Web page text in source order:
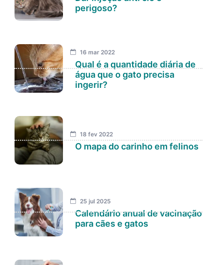
perigoso?
16 mar 2022
Qual é a quantidade diária de
água que o gato precisa
ingerir?
18 fev 2022
O mapa do carinho em felinos
25 jul 2025
Calendário anual de vacinação
para cães e gatos